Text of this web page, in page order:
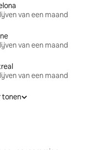
van een maand
van een maand
van een maand
tonen